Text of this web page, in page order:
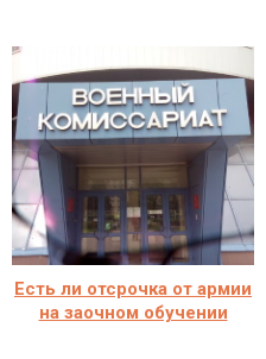
Есть ли отсрочка от армии
на заочном обучении